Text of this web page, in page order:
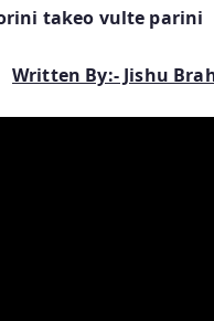
takeo vulte parini
Written By:- Jishu